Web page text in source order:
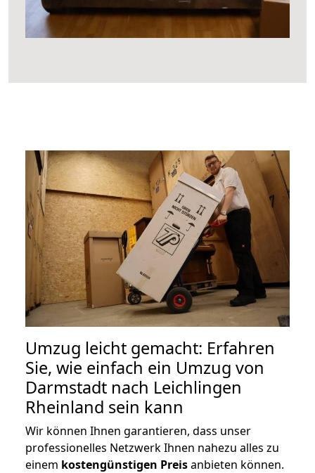
Umzug leicht gemacht: Erfahren
Sie, wie einfach ein Umzug von
Darmstadt nach Leichlingen
Rheinland sein kann
Wir können Ihnen garantieren, dass unser
professionelles Netzwerk Ihnen nahezu alles zu
einem kostengünstigen Preisanbieten können.